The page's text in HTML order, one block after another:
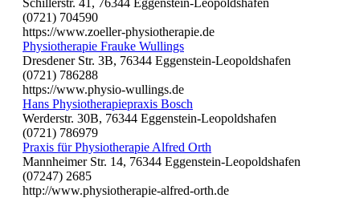
(0721) 704590
https://www.zoeller-physiotherapie.de
Physiotherapie Frauke Wullings
Dresdener Str. 3B, 76344 Eggenstein-Leopoldshafen
(0721) 786288
https://www.physio-wullings.de
Hans Physiotherapiepraxis Bosch
Werderstr. 30B, 76344 Eggenstein-Leopoldshafen
(0721) 786979
Praxis für Physiotherapie Alfred Orth
Mannheimer Str. 14, 76344 Eggenstein-Leopoldshafen
(07247) 2685
http://www.physiotherapie-alfred-orth.de